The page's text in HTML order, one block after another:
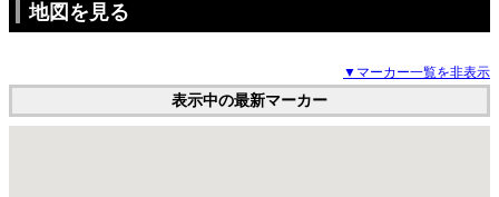
地図を見る
▼マーカー一覧を非表示
表示中の最新マーカー